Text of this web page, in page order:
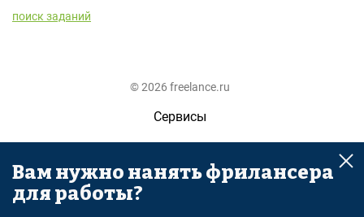
поиск заданий
© 2026 freelance.ru
Сервисы
Помощь
Поиск
Вам нужно нанять фрилансера
для работы?